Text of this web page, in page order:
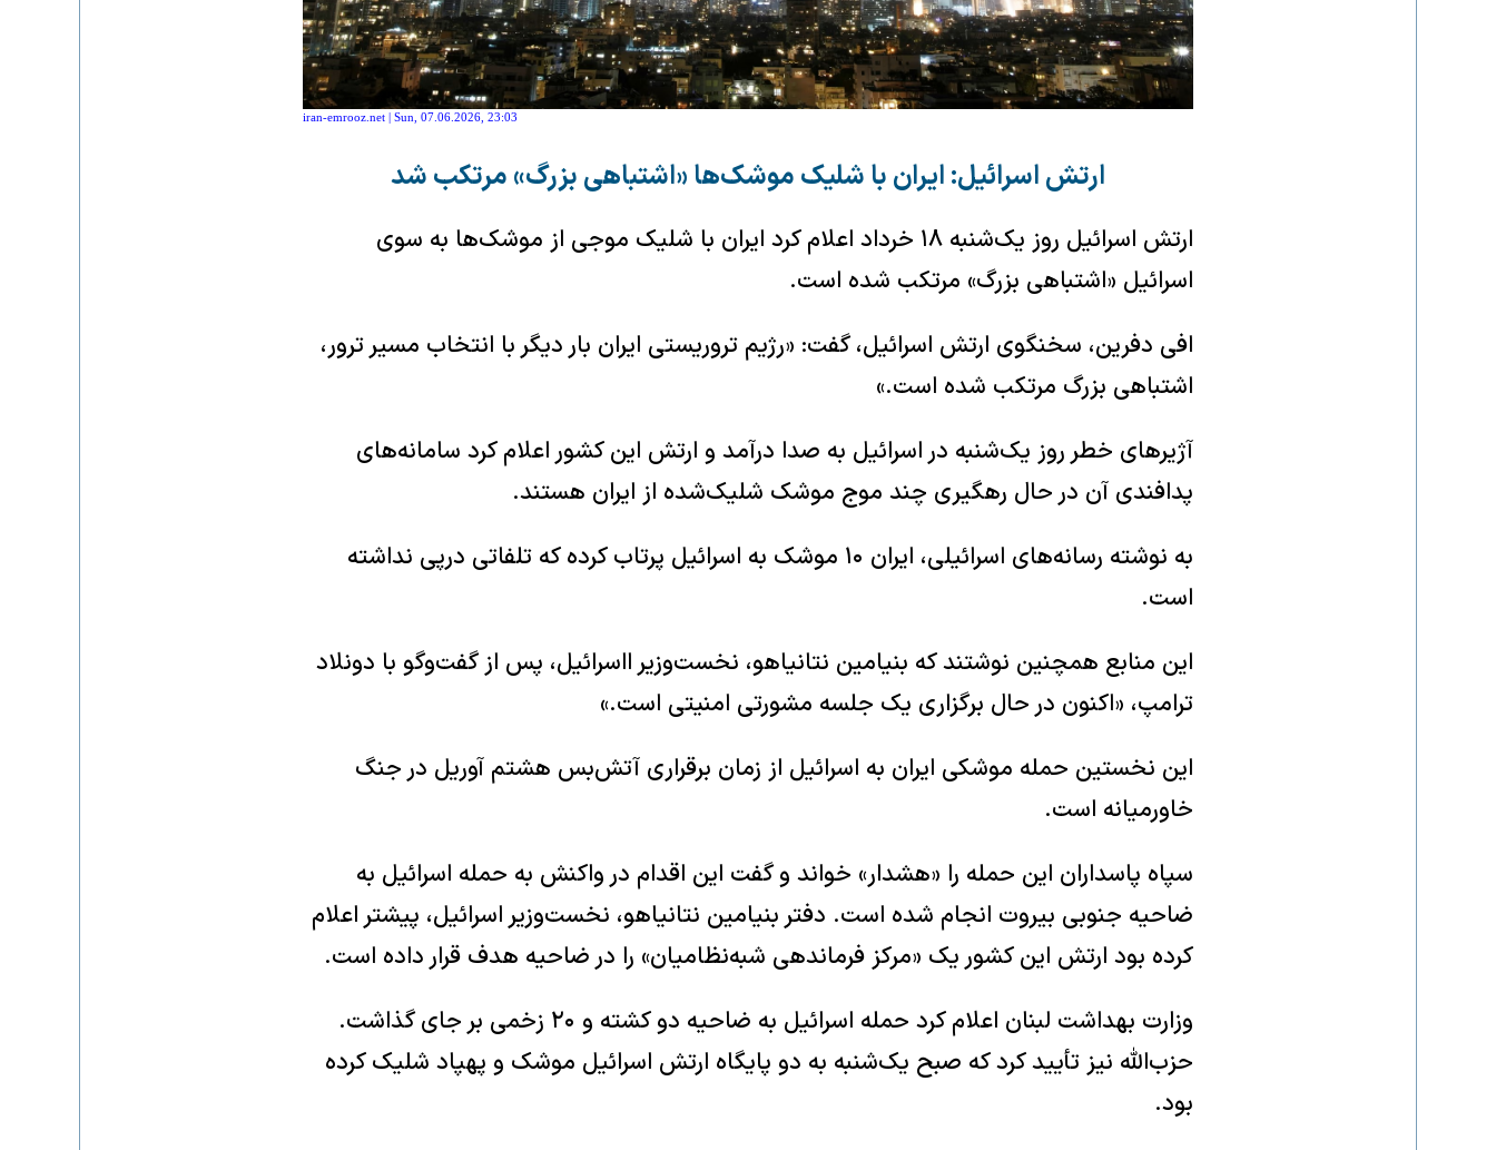
iran-emrooz.net | Sun, 07.06.2026, 23:03
ارتش اسرائیل: ایران با شلیک موشک‌ها «اشتباهی بزرگ» مرتکب شد
ارتش اسرائیل روز یک‌شنبه ۱۸ خرداد اعلام کرد ایران با شلیک موجی از موشک‌ها به سوی
اسرائیل «اشتباهی بزرگ» مرتکب شده است.
افی دفرین، سخنگوی ارتش اسرائیل، گفت: «رژیم تروریستی ایران بار دیگر با انتخاب مسیر ترور،
اشتباهی بزرگ مرتکب شده است.»
آژیرهای خطر روز یک‌شنبه در اسرائیل به صدا درآمد و ارتش این کشور اعلام کرد سامانه‌های
پدافندی آن در حال رهگیری چند موج موشک شلیک‌شده از ایران هستند.
به نوشته رسانه‌های اسرائیلی، ایران ۱۰ موشک به اسرائیل پرتاب کرده که تلفاتی درپی نداشته
است.
این منابع همچنین نوشتند که بنیامین نتانیاهو، نخست‌وزیر ااسرائیل، پس از گفت‌وگو با دونلاد
ترامپ، «اکنون در حال برگزاری یک جلسه مشورتی امنیتی است.»
این نخستین حمله موشکی ایران به اسرائیل از زمان برقراری آتش‌بس هشتم آوریل در جنگ
خاورمیانه است.
سپاه پاسداران این حمله را «هشدار» خواند و گفت این اقدام در واکنش به حمله اسرائیل به
ضاحیه جنوبی بیروت انجام شده است. دفتر بنیامین نتانیاهو، نخست‌وزیر اسرائیل، پیشتر اعلام
کرده بود ارتش این کشور یک «مرکز فرماندهی شبه‌نظامیان» را در ضاحیه هدف قرار داده است.
وزارت بهداشت لبنان اعلام کرد حمله اسرائیل به ضاحیه دو کشته و ۲۰ زخمی بر جای گذاشت.
حزب‌الله نیز تأیید کرد که صبح یک‌شنبه به دو پایگاه ارتش اسرائیل موشک و پهپاد شلیک کرده
بود.